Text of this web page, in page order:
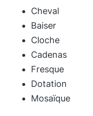
Cheval
Baiser
Cloche
Cadenas
Fresque
Dotation
Mosaïque